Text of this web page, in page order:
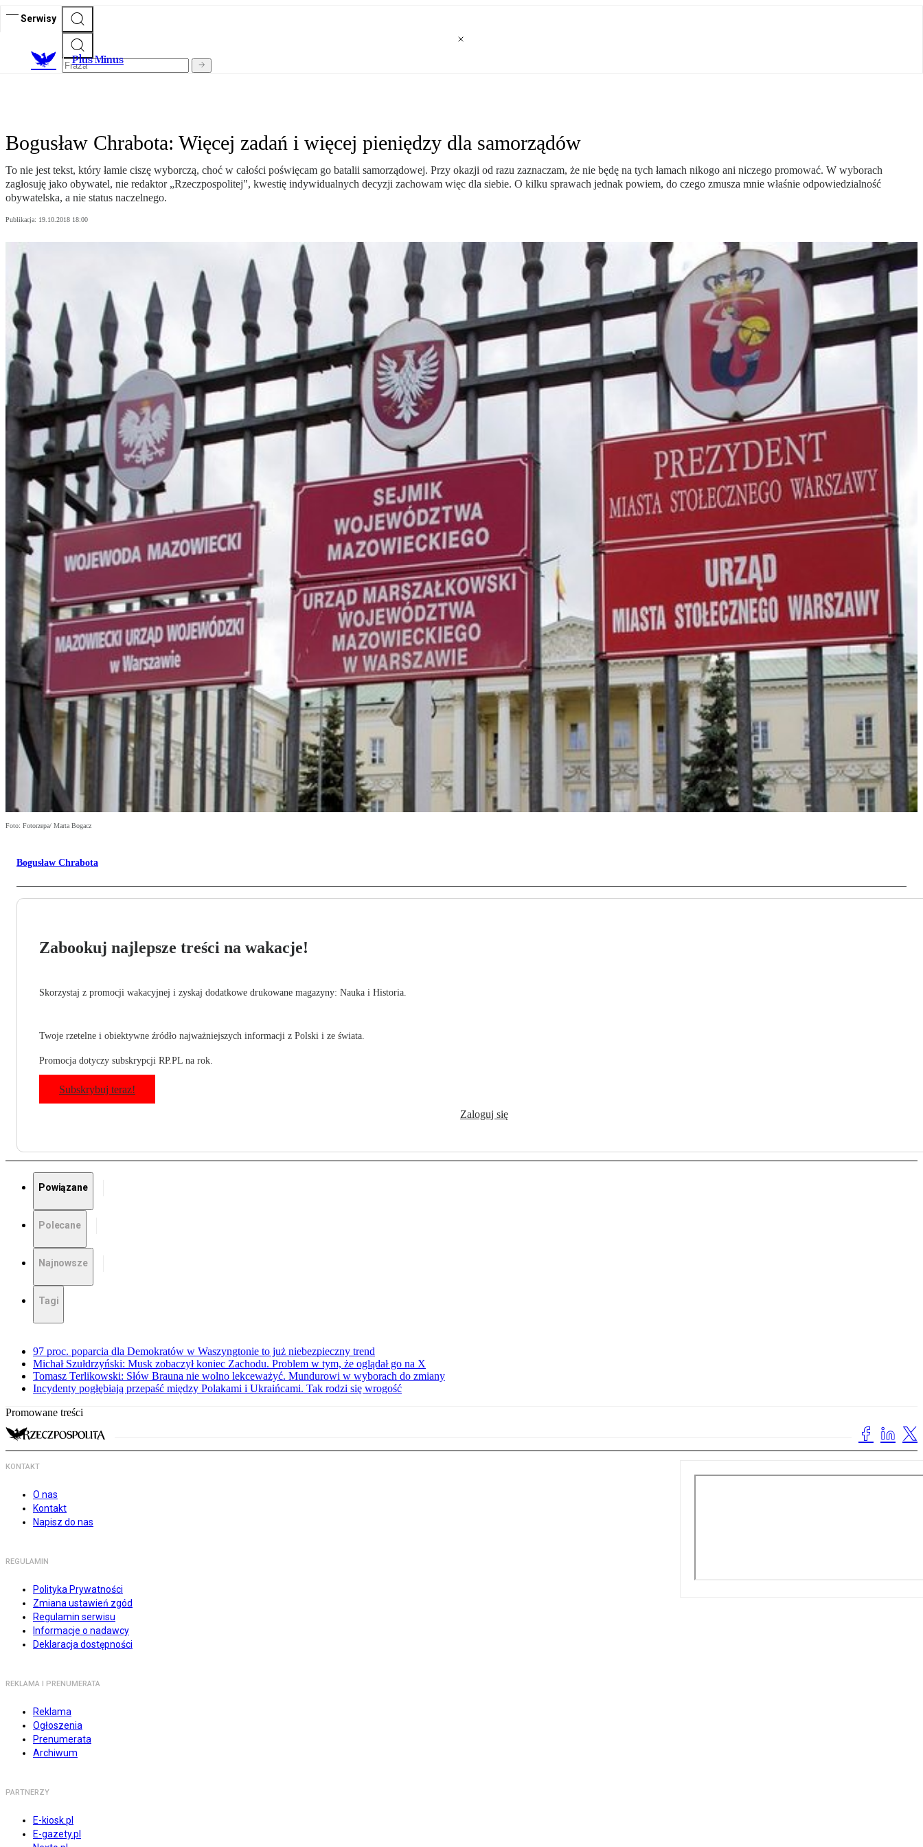
Serwisy
Plus Minus
Bogusław Chrabota: Więcej zadań i więcej pieniędzy dla samorządów
To nie jest tekst, który łamie ciszę wyborczą, choć w całości poświęcam go batalii samorządowej. Przy okazji od razu zaznaczam, że nie będę na tych łamach nikogo ani niczego promować. W wyborach
zagłosuję jako obywatel, nie redaktor „Rzeczpospolitej", kwestię indywidualnych decyzji zachowam więc dla siebie. O kilku sprawach jednak powiem, do czego zmusza mnie właśnie odpowiedzialność
obywatelska, a nie status naczelnego.
Publikacja: 19.10.2018 18:00
Foto: Fotorzepa/ Marta Bogacz
Bogusław Chrabota
Zabookuj najlepsze treści na wakacje!
Skorzystaj z promocji wakacyjnej i zyskaj dodatkowe drukowane magazyny: Nauka i Historia.
Twoje rzetelne i obiektywne źródło najważniejszych informacji z Polski i ze świata.
Promocja dotyczy subskrypcji RP.PL na rok.
Subskrybuj teraz!
Zaloguj się
Powiązane
Polecane
Najnowsze
Tagi
97 proc. poparcia dla Demokratów w Waszyngtonie to już niebezpieczny trend
Michał Szułdrzyński: Musk zobaczył koniec Zachodu. Problem w tym, że oglądał go na X
Tomasz Terlikowski: Słów Brauna nie wolno lekceważyć. Mundurowi w wyborach do zmiany
Incydenty pogłębiają przepaść między Polakami i Ukraińcami. Tak rodzi się wrogość
Promowane treści
KONTAKT
O nas
Kontakt
Napisz do nas
REGULAMIN
Polityka Prywatności
Zmiana ustawień zgód
Regulamin serwisu
Informacje o nadawcy
Deklaracja dostępności
REKLAMA I PRENUMERATA
Reklama
Ogłoszenia
Prenumerata
Archiwum
PARTNERZY
E-kiosk.pl
E-gazety.pl